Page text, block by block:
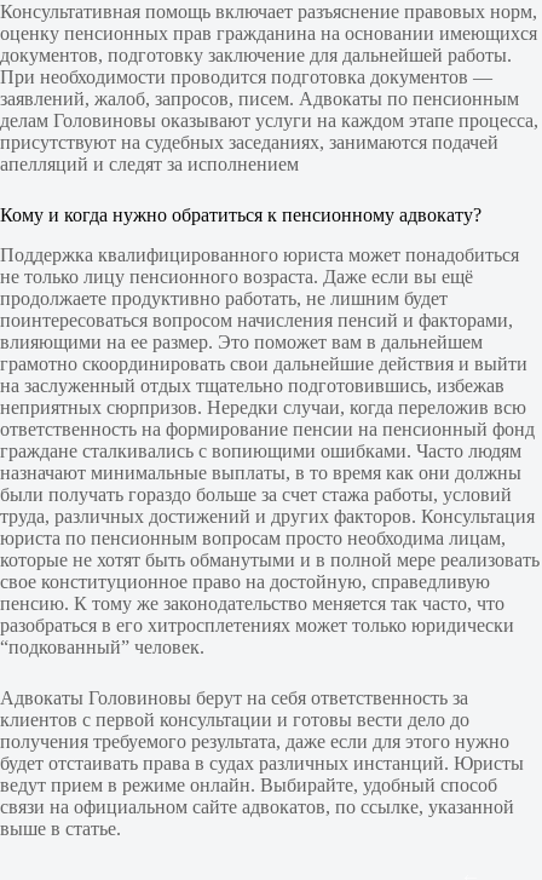
Консультативная помощь включает разъяснение правовых норм,
оценку пенсионных прав гражданина на основании имеющихся
документов, подготовку заключение для дальнейшей работы.
При необходимости проводится подготовка документов —
заявлений, жалоб, запросов, писем. Адвокаты по пенсионным
делам Головиновы оказывают услуги на каждом этапе процесса,
присутствуют на судебных заседаниях, занимаются подачей
апелляций и следят за исполнением
Кому и когда нужно обратиться к пенсионному адвокату?
Поддержка квалифицированного юриста может понадобиться
не только лицу пенсионного возраста. Даже если вы ещё
продолжаете продуктивно работать, не лишним будет
поинтересоваться вопросом начисления пенсий и факторами,
влияющими на ее размер. Это поможет вам в дальнейшем
грамотно скоординировать свои дальнейшие действия и выйти
на заслуженный отдых тщательно подготовившись, избежав
неприятных сюрпризов. Нередки случаи, когда переложив всю
ответственность на формирование пенсии на пенсионный фонд
граждане сталкивались с вопиющими ошибками. Часто людям
назначают минимальные выплаты, в то время как они должны
были получать гораздо больше за счет стажа работы, условий
труда, различных достижений и других факторов. Консультация
юриста по пенсионным вопросам просто необходима лицам,
которые не хотят быть обманутыми и в полной мере реализовать
свое конституционное право на достойную, справедливую
пенсию. К тому же законодательство меняется так часто, что
разобраться в его хитросплетениях может только юридически
“подкованный” человек.
Адвокаты Головиновы берут на себя ответственность за
клиентов с первой консультации и готовы вести дело до
получения требуемого результата, даже если для этого нужно
будет отстаивать права в судах различных инстанций. Юристы
ведут прием в режиме онлайн. Выбирайте, удобный способ
связи на официальном сайте адвокатов, по ссылке, указанной
выше в статье.